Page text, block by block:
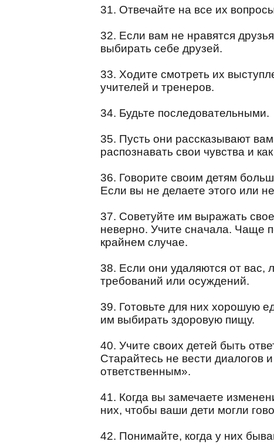
31. Отвечайте на все их
32. Если вам не нравятся
выбирать себе друзей.
33. Ходите смотреть их
учителей и тренеров.
34. Будьте последовательными.
35. Пусть они рассказывают
распознавать свои чувства и
36. Говорите своим детям
Если вы не делаете этого или
37. Советуйте им выражать
неверно. Учите сначала. Чаще
крайнем случае.
38. Если они удаляются от
требований или осуждений.
39. Готовьте для них хорошую
им выбирать здоровую пищу.
40. Учите своих детей быть
Старайтесь не вести диалогов
ответственным».
41. Когда вы замечаете
них, чтобы ваши дети могли
42. Понимайте, когда у них